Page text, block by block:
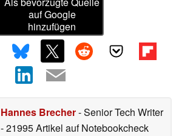
auf Google
hinzufügen
Hannes Brecher- Senior Tech Writer
- 21995 Artikel auf Notebookcheck